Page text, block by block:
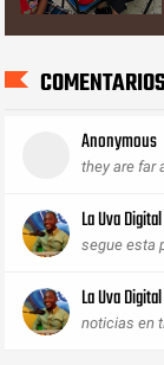
COMENTARIOS
Anonymous
they are far
La Uva
segue esta
La Uva
noticias en